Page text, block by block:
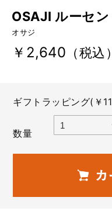
OSAJI ルーセ
オサジ
￥2,640 （税込）
ギフトラッピング(￥
数量